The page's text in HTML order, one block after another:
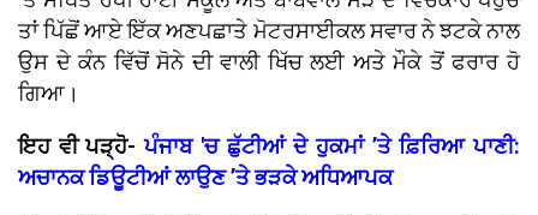
ਤਾਂ ਪਿੱਛੋਂ ਆਏ ਇੱਕ ਅਣਪਛਾਤੇ ਮੋਟਰਸਾਈਕਲ ਸਵਾਰ ਨੇ ਝਟਕੇ ਨਾਲ
ਉਸ ਦੇ ਕੰਨ ਵਿੱਚੋਂ ਸੋਨੇ ਦੀ ਵਾਲੀ ਖਿੱਚ ਲਈ ਅਤੇ ਮੌਕੇ ਤੋਂ ਫਰਾਰ ਹੋ
ਗਿਆ।
ਇਹ ਵੀ ਪੜ੍ਹੋ-ਪੰਜਾਬ 'ਚ ਛੁੱਟੀਆਂ ਦੇ ਹੁਕਮਾਂ ’ਤੇ ਫ਼ਿਰਿਆ ਪਾਣੀ:
ਅਚਾਨਕ ਡਿਊਟੀਆਂ ਲਾਉਣ ’ਤੇ ਭੜਕੇ ਅਧਿਆਪਕ